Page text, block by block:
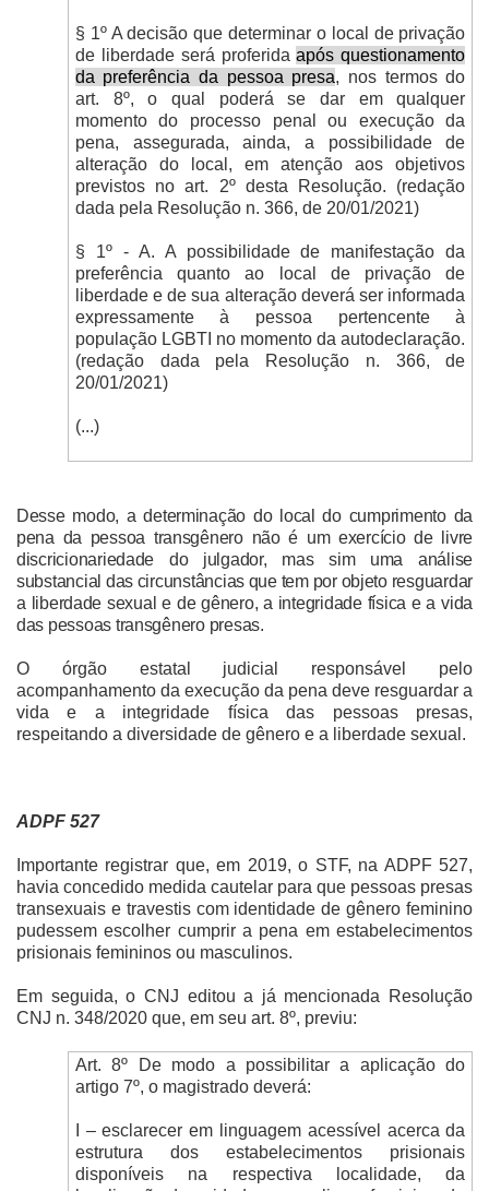
§ 1º A decisão que determinar o local de privação
de liberdade será proferidaapós questionamento
da preferência da pessoa presa, nos termos do
art. 8º, o qual poderá se dar em qualquer
momento do processo penal ou execução da
pena, assegurada, ainda, a possibilidade de
alteração do local, em atenção aos objetivos
previstos no art. 2º desta Resolução. (redação
dada pela Resolução n. 366, de 20/01/2021)
§ 1º - A. A possibilidade de manifestação da
preferência quanto ao local de privação de
liberdade e de sua alteração deverá ser informada
expressamente à pessoa pertencente à
população LGBTI no momento da autodeclaração.
(redação dada pela Resolução n. 366, de
20/01/2021)
(...)
Desse modo, a determinação do local do cumprimento da
pena da pessoa transgênero não é um exercício de livre
discricionariedade do julgador, mas sim uma análise
substancial das circunstâncias que tem por objeto resguardar
a liberdade sexual e de gênero, a integridade física e a vida
das pessoas transgênero presas.
O órgão estatal judicial responsável pelo
acompanhamento da execução da pena deve resguardar a
vida e a integridade física das pessoas presas,
respeitando a diversidade de gênero e a liberdade sexual.
ADPF 527
Importante registrar que, em 2019, o STF, na ADPF 527,
havia concedido medida cautelar para que pessoas presas
transexuais e travestis com identidade de gênero feminino
pudessem escolher cumprir a pena em estabelecimentos
prisionais femininos ou masculinos.
Em seguida, o CNJ editou a já mencionada Resolução
CNJ n. 348/2020 que, em seu art. 8º, previu:
Art. 8º De modo a possibilitar a aplicação do
artigo 7º, o magistrado deverá:
I – esclarecer em linguagem acessível acerca da
estrutura dos estabelecimentos prisionais
disponíveis na respectiva localidade, da